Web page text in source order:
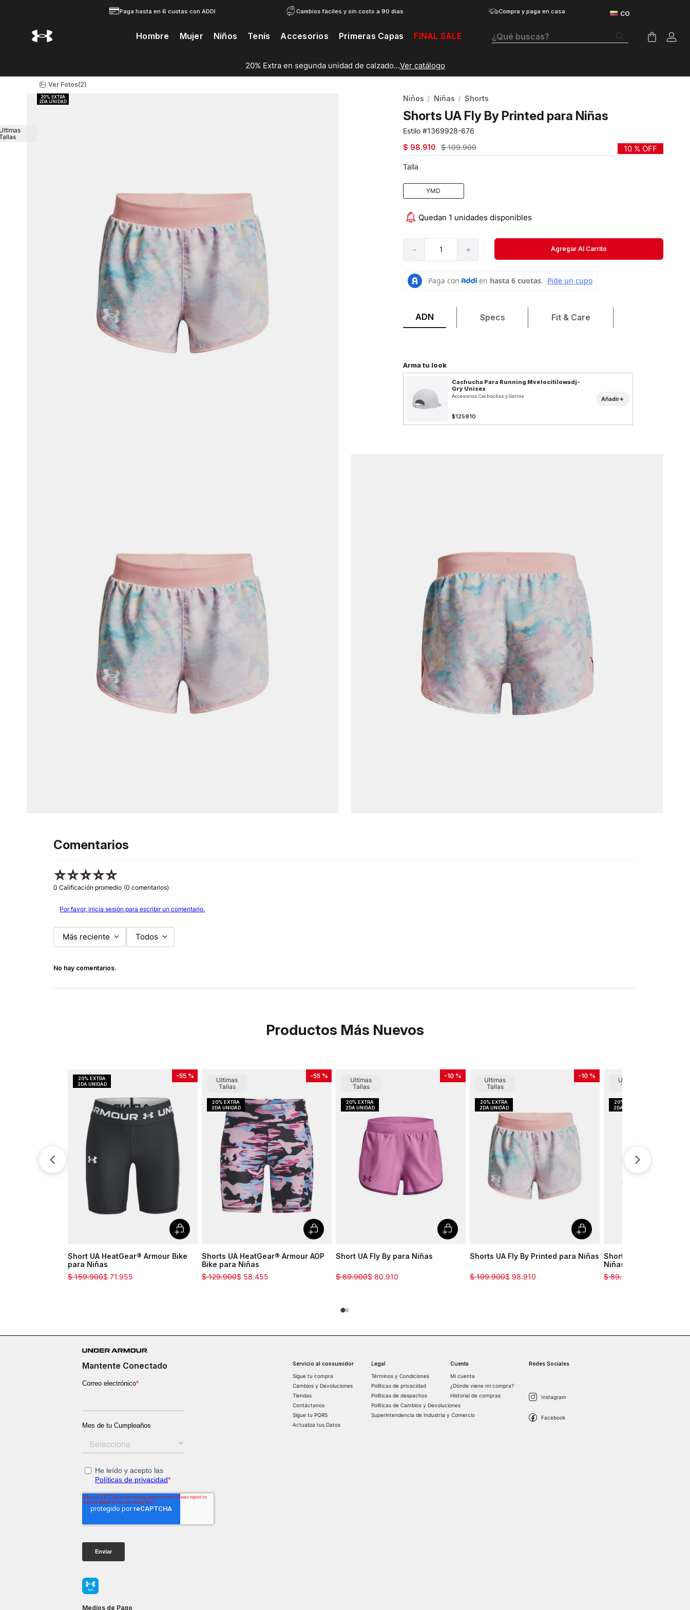
Paga hasta en 6 cuotas con ADDI Cambios fáciles y sin costo a 90 días Compra y paga en casa
Hombre Mujer Niños Tenis Accesorios Primeras Capas FINAL SALE ¿Qué buscas?
20% Extra en segunda unidad de calzado...Ver catálogo
Ver Fotos(2)
Niños Niñas Shorts
Shorts UA Fly By Printed para Niñas
1369928-676
$ 98.910 $ 109.900 10 % OFF
Talla
YMD
Quedan 1 unidades disponibles
＋
－ Agregar Al Carrito
ADN Specs Fit & Care
Arma tu look
Cachucha Para Running Mvelocitilowadj-
Gry Unisex
Accesorios Cachuchas y Gorros
$125910
Añadir+
Comentarios
☆☆☆☆☆
0 Calificación promedio (0 comentarios)
Por favor, inicia sesión para escribir un comentario.
Más reciente Todos
No hay comentarios.
Productos Más Nuevos
-55 %
Short UA HeatGear® Armour Bike
para Niñas
$ 71.955
$ 159.900
-55 %
Ultimas
Tallas
Shorts UA HeatGear® Armour AOP
Bike para Niñas
$ 58.455
$ 129.900
-10 %
Ultimas
Tallas
Short UA Fly By para Niñas
$ 80.910
$ 89.900
-10 %
Ultimas
Tallas
Shorts UA Fly By Printed para Niñas
$ 98.910
$ 109.900
Ultimas
Tallas
Short UA Play Up Tri
Niñas
$ 89.900
Mantente Conectado
Medios de Pago
Servicio al consumidor
Sigue tu compra
Cambios y Devoluciones
Tiendas
Contáctanos
Sigue tu PQRS
Actualiza tus Datos
Legal
Términos y Condiciones
Políticas de privacidad
Políticas de despachos
Políticas de Cambios y Devoluciones
Superintendencia de Industria y Comercio
Cuenta
Mi cuenta
¿Dónde viene mi compra?
Historial de compras
Redes Sociales
Botas
Tenis Mujer
Tenis Hombre
Medias
Short